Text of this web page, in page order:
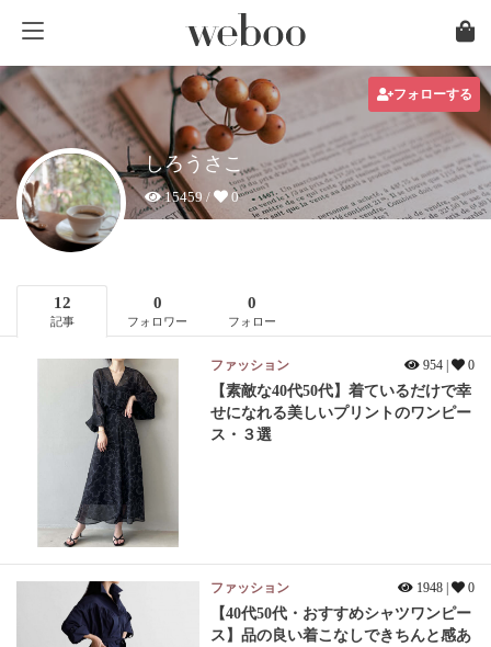
フォローする
しろうさこ
15459 / 0
12
記事
0
フォロワー
0
フォロー
ファッション 954 | 0
【素敵な40代50代】着ているだけで幸
せになれる美しいプリントのワンピー
ス・３選
ファッション 1948 | 0
【40代50代・おすすめシャツワンピー
ス】品の良い着こなしできちんと感あ